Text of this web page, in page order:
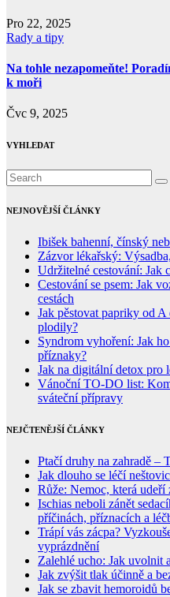
Pro 22, 2025
Rady a tipy
Na tohle nezapomeňte!
k moři
Čvc 9, 2025
VYHLEDAT
NEJNOVĚJŠÍ ČLÁNKY
Ibišek bahenní, čínský
Zázvor lékařský:
Udržitelné cestování: Jak
Cestování se psem: Jak
cestách
Jak pěstovat papriky od
plodily?
Syndrom vyhoření: Jak
příznaky?
Jak na digitální detox pro
Vánoční TO-DO list:
sváteční přípravy
NEJČTENĚJŠÍ ČLÁNKY
Ptačí druhy na zahradě –
Jak dlouho se léčí
Růže: Nemoc, která udeří
Ischias neboli zánět
příčinách, příznacích a
Trápí vás zácpa?
vyprázdnění
Zalehlé ucho: Jak uvolnit
Jak zvýšit tlak účinně a
Jak se zbavit hemoroidů